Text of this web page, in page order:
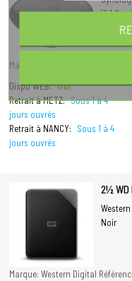
(3.1
Marque: Synology
Dispo WEB: Oui
Retrait à METZ: Sous 1 à 4
jours ouvrés
Retrait à NANCY:
Sous 1 à 4
jours ouvrés
2½ WD
Western
Noir
Marque: Western Digital